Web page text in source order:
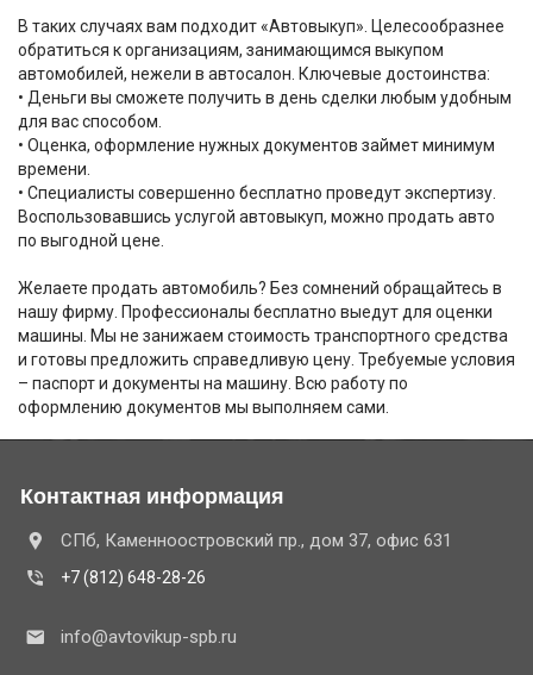
В таких случаях вам подходит «Автовыкуп». Целесообразнее
обратиться к организациям, занимающимся выкупом
автомобилей, нежели в автосалон. Ключевые достоинства:
• Деньги вы сможете получить в день сделки любым удобным
для вас способом.
• Оценка, оформление нужных документов займет минимум
времени.
• Специалисты совершенно бесплатно проведут экспертизу.
Воспользовавшись услугой автовыкуп, можно продать авто
по выгодной цене.
Желаете продать автомобиль? Без сомнений обращайтесь в
нашу фирму. Профессионалы бесплатно выедут для оценки
машины. Мы не занижаем стоимость транспортного средства
и готовы предложить справедливую цену. Требуемые условия
– паспорт и документы на машину. Всю работу по
оформлению документов мы выполняем сами.
Контактная информация
СПб, Каменноостровский пр., дом 37, офис 631
+7 (812) 648-28-26
info@avtovikup-spb.ru